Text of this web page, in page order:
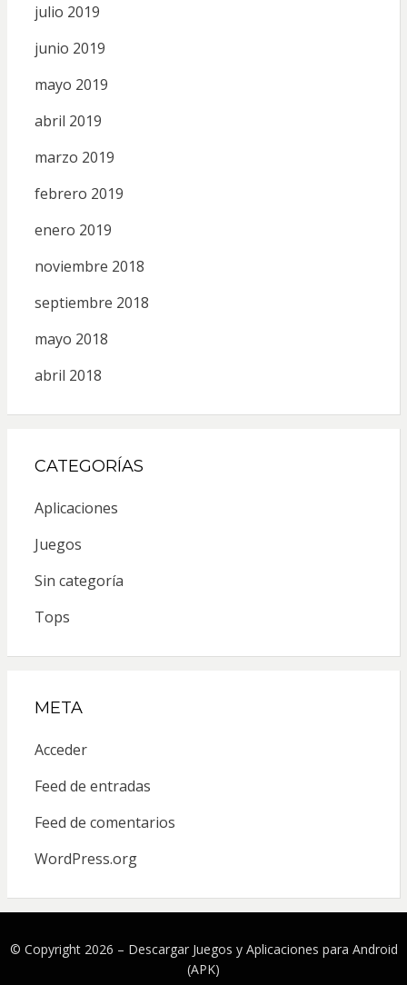
julio 2019
junio 2019
mayo 2019
abril 2019
marzo 2019
febrero 2019
enero 2019
noviembre 2018
septiembre 2018
mayo 2018
abril 2018
CATEGORÍAS
Aplicaciones
Juegos
Sin categoría
Tops
META
Acceder
Feed de entradas
Feed de comentarios
WordPress.org
© Copyright 2026 – Descargar Juegos y Aplicaciones para Android
(APK)